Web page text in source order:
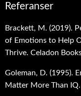
Referanser
Brackett, M. (2019).
of Emotions to Help
Thrive. Celadon
Goleman, D. (1995).
Matter More Than